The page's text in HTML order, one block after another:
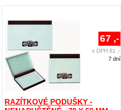
RAZÍTKOVÉ PODUŠKY -
67 ,-
s DPH 81 ,-
7 dní